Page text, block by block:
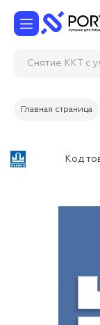
Снятие ККТ с
Главная страница
Код